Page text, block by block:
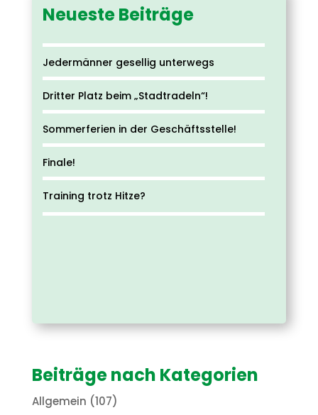
Neueste Beiträge
Jedermänner gesellig unterwegs
Dritter Platz beim „Stadtradeln“!
Sommerferien in der Geschäftsstelle!
Finale!
Training trotz Hitze?
Beiträge nach Kategorien
Allgemein (107)